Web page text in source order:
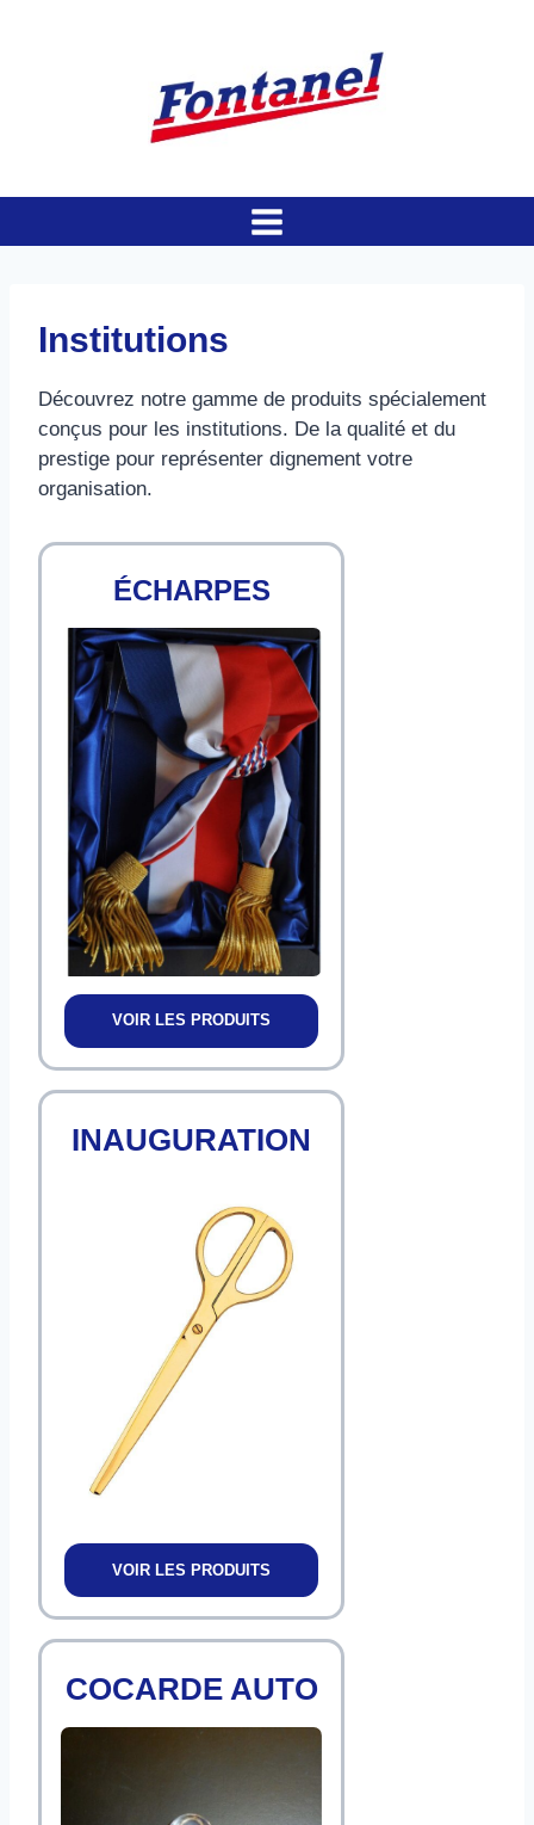
Institutions
Découvrez notre gamme de produits spécialement
conçus pour les institutions. De la qualité et du
prestige pour représenter dignement votre
organisation.
ÉCHARPES
VOIR LES PRODUITS
INAUGURATION
VOIR LES PRODUITS
COCARDE AUTO